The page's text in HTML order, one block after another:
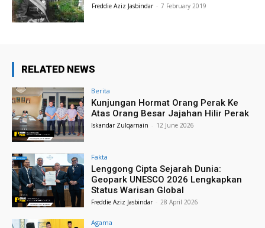
Freddie Aziz Jasbindar - 7 February 2019
RELATED NEWS
Berita
Kunjungan Hormat Orang Perak Ke
Atas Orang Besar Jajahan Hilir Perak
Iskandar Zulqarnain - 12 June 2026
Fakta
Lenggong Cipta Sejarah Dunia:
Geopark UNESCO 2026 Lengkapkan
Status Warisan Global
Freddie Aziz Jasbindar - 28 April 2026
Agama